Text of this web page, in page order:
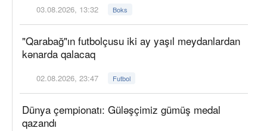
03.08.2026, 13:32 Boks
"Qarabağ"ın futbolçusu iki ay yaşıl meydanlardan
kənarda qalacaq
02.08.2026, 23:47 Futbol
Dünya çempionatı: Güləşçimiz gümüş medal
qazandı